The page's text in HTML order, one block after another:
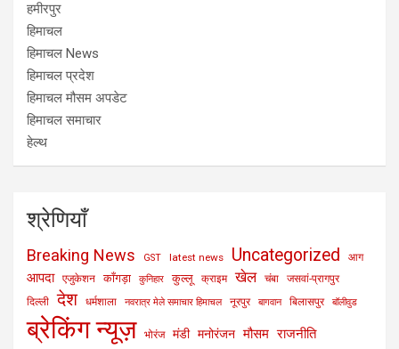
हमीरपुर
हिमाचल
हिमाचल News
हिमाचल प्रदेश
हिमाचल मौसम अपडेट
हिमाचल समाचार
हेल्थ
श्रेणियाँ
Breaking News GST latest news Uncategorized आग
आपदा एजुकेशन काँगड़ा कुनिहार कुल्लू क्राइम खेल चंबा
जसवां-प्रागपुर
दिल्ली
देश धर्मशाला नवरात्र मेले समाचार हिमाचल नूरपुर बागवान बिलासपुर बॉलीवुड
ब्रेकिंग न्यूज़ भोरंज मंडी मनोरंजन मौसम राजनीति